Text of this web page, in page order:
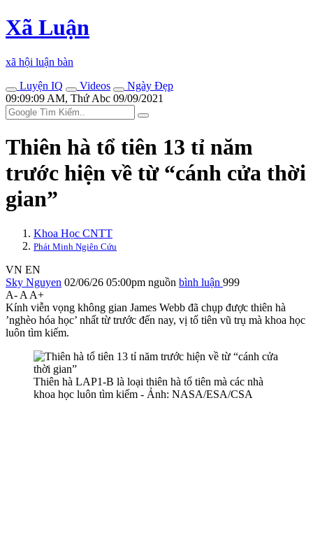
Xã Luận
xã hội luận bàn
Luyện IQ
Videos
Ngày Đẹp
09:09:09 AM, Thứ Abc 09/09/2021
Thiên hà tổ tiên 13 tỉ năm
trước hiện về từ “cánh cửa thời
gian”
Khoa Học CNTT
Phát Minh Ngiên Cứu
VN EN
Sky Nguyen 02/06/26 05:00pm nguồn bình luận 999
A- A A+
Kính viễn vọng không gian James Webb đã chụp được thiên hà
’nghèo hóa học’ nhất từ trước đến nay, vị tổ tiên vũ trụ mà khoa học
luôn tìm kiếm.
Thiên hà LAP1-B là loại thiên hà tổ tiên mà các nhà
khoa học luôn tìm kiếm - Ảnh: NASA/ESA/CSA